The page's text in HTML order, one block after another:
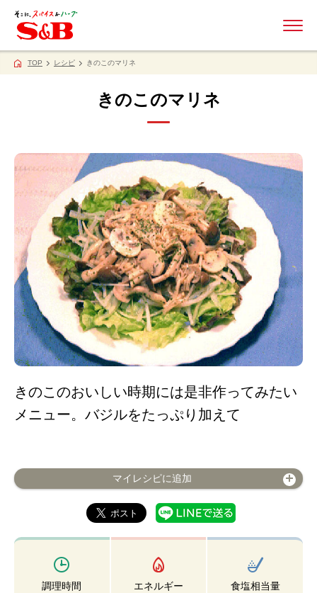
TOP レシピ きのこのマリネ
きのこのマリネ
きのこのおいしい時期には是非作ってみたい
メニュー。バジルをたっぷり加えて
マイレシピに追加
調理時間 エネルギー 食塩相当量